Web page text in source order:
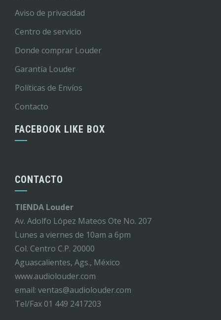
Aviso de privacidad
Centro de servicio
Donde comprar Louder
Garantía Louder
Políticas de Envíos
Contacto
FACEBOOK LIKE BOX
CONTACTO
TIENDA Louder
Av. Adolfo López Mateos Ote No. 207
Lunes a viernes de 10am a 6pm
Col. Centro C.P. 20000
Aguascalientes, Ags., México
www.audiolouder.com
email: ventas@audiolouder.com
Tel/Fax 01 449 2417203